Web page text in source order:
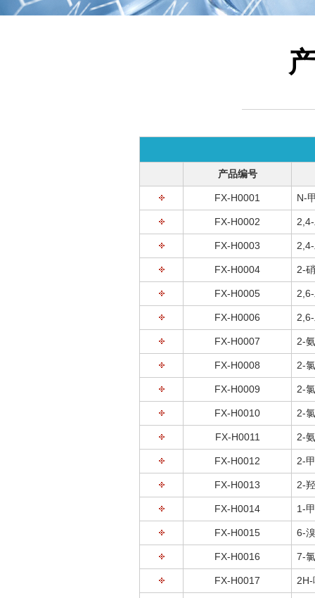
产品编号
FX-H0001 N-
FX-H0002
FX-H0003
FX-H0004 2-
FX-H0005
FX-H0006
FX-H0007 2-
FX-H0008 2-
FX-H0009 2-
FX-H0010 2-
FX-H0011 2-
FX-H0012 2-
FX-H0013 2-
FX-H0014 1-
FX-H0015 6-
FX-H0016 7-
FX-H0017